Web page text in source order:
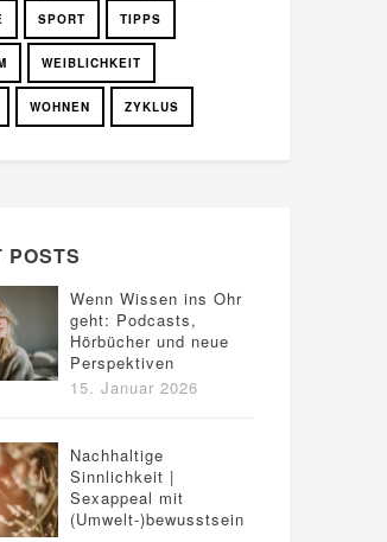
SPORT TIPPS
WEIBLICHKEIT
WOHNEN ZYKLUS
POSTS
Wenn Wissen ins Ohr
geht: Podcasts,
Hörbücher und neue
Perspektiven
15. Januar 2026
Nachhaltige
Sinnlichkeit |
Sexappeal mit
(Umwelt-)bewusstsein